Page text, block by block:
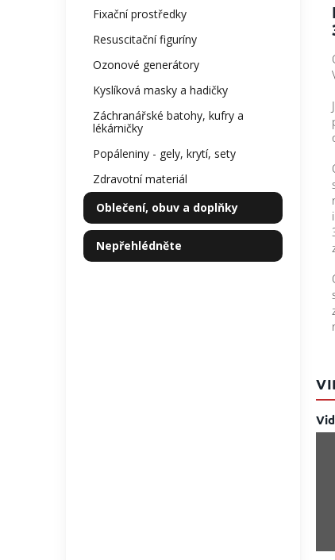
Fixační prostředky
Resuscitační figuríny
Ozonové generátory
Kyslíková masky a hadičky
Záchranářské batohy, kufry a
lékárničky
Popáleniny - gely, krytí, sety
Zdravotní materiál
Oblečení, obuv a doplňky
Nepřehlédněte